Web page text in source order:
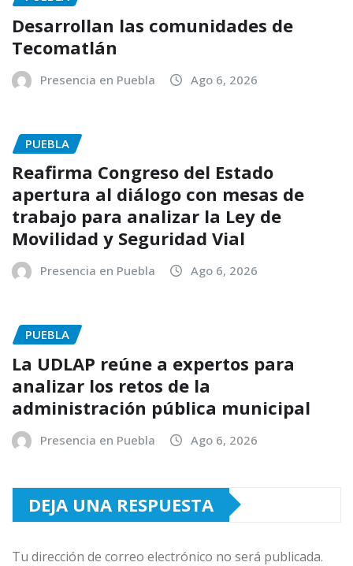
Desarrollan las comunidades de
Tecomatlán
Presencia en Puebla Ago 6, 2026
PUEBLA
Reafirma Congreso del Estado
apertura al diálogo con mesas de
trabajo para analizar la Ley de
Movilidad y Seguridad Vial
Presencia en Puebla Ago 6, 2026
PUEBLA
La UDLAP reúne a expertos para
analizar los retos de la
administración pública municipal
Presencia en Puebla Ago 6, 2026
DEJA UNA RESPUESTA
Tu dirección de correo electrónico no será publicada.